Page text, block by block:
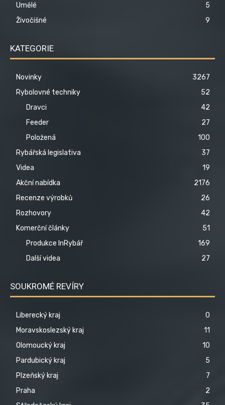
Umělé
5
Živočišné
9
KATEGORIE
Novinky
3267
Rybolovné techniky
52
Dravci
42
Feeder
27
Položená
100
Rybářská legislativa
37
Videa
19
Akční nabídka
2176
Recenze výrobků
26
Rozhovory
42
Komerční články
51
Produkce InRybář
169
Další videa
27
SOUKROMÉ REVÍRY
Liberecký kraj
0
Moravskoslezský kraj
11
Olomoucký kraj
10
Pardubický kraj
5
Plzeňský kraj
7
Praha
2